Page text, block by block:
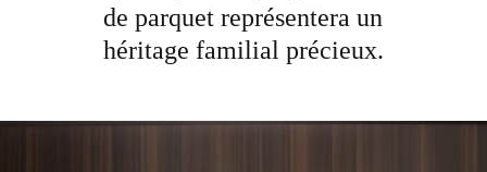
de parquet représentera un
héritage familial précieux.